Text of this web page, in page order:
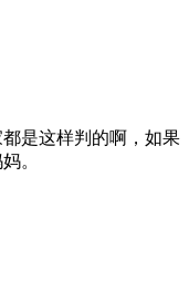
是这样判的啊，如果
。